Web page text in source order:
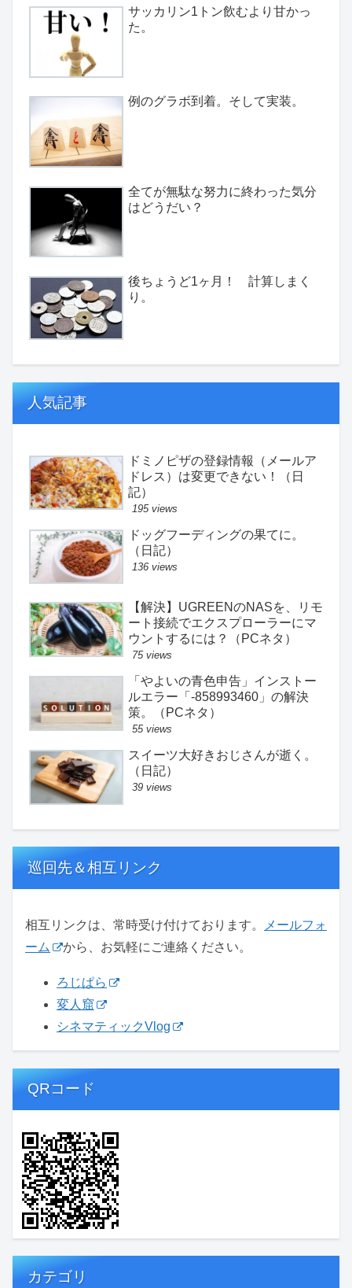
サッカリン1トン飲むより甘かっ
た。
例のグラボ到着。そして実装。
全てが無駄な努力に終わった気分
はどうだい？
後ちょうど1ヶ月！ 計算しまく
り。
人気記事
ドミノピザの登録情報（メールア
ドレス）は変更できない！（日
記）
195 views
ドッグフーディングの果てに。
（日記）
136 views
【解決】UGREENのNASを、リモ
ート接続でエクスプローラーにマ
ウントするには？（PCネタ）
75 views
「やよいの青色申告」インストー
ルエラー「-858993460」の解決
策。（PCネタ）
55 views
スイーツ大好きおじさんが逝く。
（日記）
39 views
巡回先＆相互リンク
相互リンクは、常時受け付けております。
メールフォ
ーム
から、お気軽にご連絡ください。
ろじぱら
変人窟
シネマティックVlog
QRコード
カテゴリ